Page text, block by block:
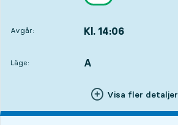
Avgår: Kl. 14:06
Läge:
LÄGE, A
,
Visa fler detaljer